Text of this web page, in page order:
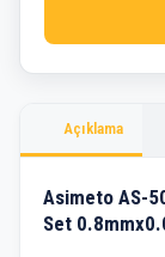
Açıklama
Asimeto AS-
Set